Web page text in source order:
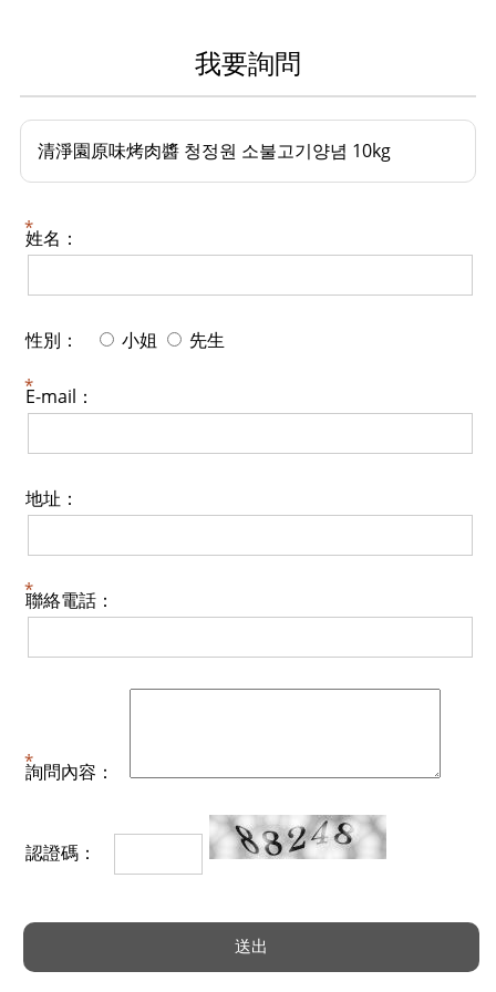
我要詢問
清淨園原味烤肉醬 청정원 소불고기양념 10kg
姓名：
性別： 小姐 先生
E-mail：
地址：
聯絡電話：
詢問內容：
認證碼：